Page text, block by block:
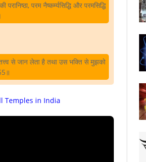
परम नैष्कर्म्यसिद्धि और परमसिद्धि
से जान लेता है तथा उस भक्ति से मुझको
Temples in India